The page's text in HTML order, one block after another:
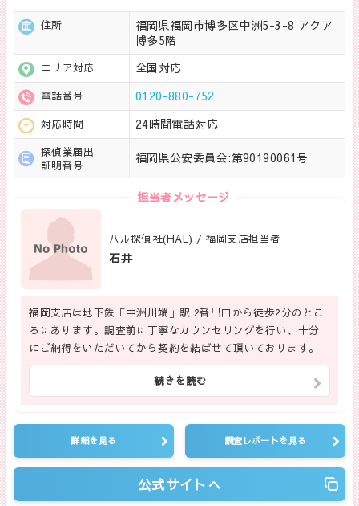
住所
福岡県福岡市博多区中洲5-3-8 アクア
博多5階
エリア対応 全国対応
電話番号 0120-880-752
対応時間 24時間電話対応
探偵業届出
証明番号
福岡県公安委員会:第90190061号
担当者メッセージ
ハル探偵社(HAL) / 福岡支店担当者
石井
福岡支店は地下鉄「中洲川端」駅 2番出口から徒歩2分のとこ
ろにあります。調査前に丁寧なカウンセリングを行い、十分
にご納得をいただいてから契約を結ばせて頂いております。
続きを読む
詳細を見る 調査レポートを見る
公式サイトへ